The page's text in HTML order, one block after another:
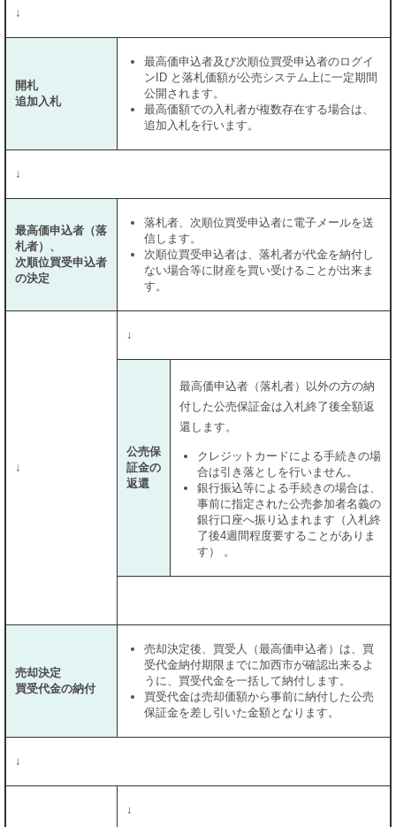
↓
開札
追加入札
最高価申込者及び次順位買受申込者のログイ
ンID と落札価額が公売システム上に一定期間
公開されます。
最高価額での入札者が複数存在する場合は、
追加入札を行います。
↓
最高価申込者（落
札者）、
次順位買受申込者
の決定
落札者、次順位買受申込者に電子メールを送
信します。
次順位買受申込者は、落札者が代金を納付し
ない場合等に財産を買い受けることが出来ま
す。
↓
↓
公売保
証金の
返還
最高価申込者（落札者）以外の方の納
付した公売保証金は入札終了後全額返
還します。
クレジットカードによる手続きの場
合は引き落としを行いません。
銀行振込等による手続きの場合は、
事前に指定された公売参加者名義の
銀行口座へ振り込まれます（入札終
了後4週間程度要することがありま
す） 。
売却決定
買受代金の納付
売却決定後、買受人（最高価申込者）は、買
受代金納付期限までに加西市が確認出来るよ
うに、買受代金を一括して納付します。
買受代金は売却価額から事前に納付した公売
保証金を差し引いた金額となります。
↓
↓